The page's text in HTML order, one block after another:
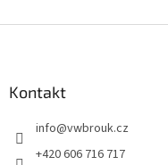
Kontakt
info@vwbrouk.cz
+420 606 716 717